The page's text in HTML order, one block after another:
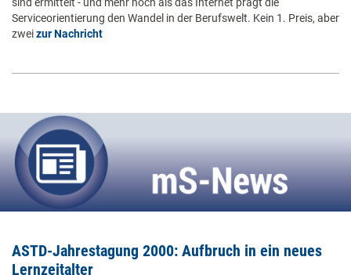
Serviceorientierung den Wandel in der Berufswelt. Kein 1. Preis, aber
zweizur Nachricht
ASTD-Jahrestagung 2000: Aufbruch in ein neues
Lernzeitalter